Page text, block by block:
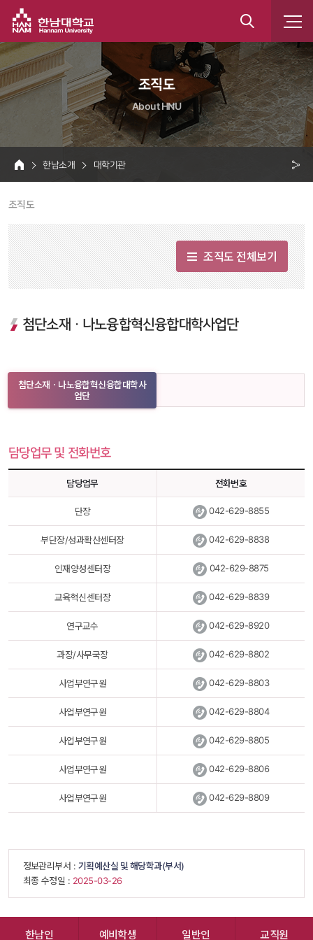
통
합
검
색
조직도
About HNU
HOME
한남소개 대학기관
유
조직도
조직도 전체보기
첨단소재ㆍ나노융합혁신융합대학사업단
첨단소재ㆍ나노융합혁신융합대학사
업단
담당업무 및 전화번호
담당업무 전화번호
단장 042-629-8855
부단장/성과확산센터장 042-629-8838
인재양성센터장 042-629-8875
교육혁신센터장 042-629-8839
연구교수 042-629-8920
과장/사무국장 042-629-8802
사업부연구원 042-629-8803
사업부연구원 042-629-8804
사업부연구원 042-629-8805
사업부연구원 042-629-8806
사업부연구원 042-629-8809
정보관리부서 : 기획예산실 및 해당학과(부서)
최종 수정일 : 2025-03-26
한남인 예비학생 일반인 교직원